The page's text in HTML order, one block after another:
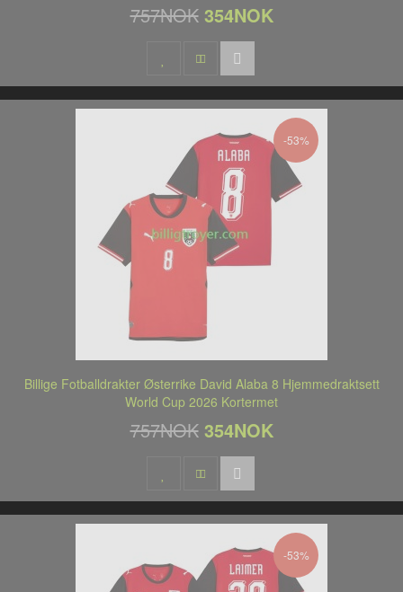
757NOK 354NOK
-53%
Billige Fotballdrakter Østerrike David Alaba 8 Hjemmedraktsett
World Cup 2026 Kortermet
757NOK 354NOK
-53%